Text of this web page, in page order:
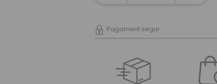
Pagament segur